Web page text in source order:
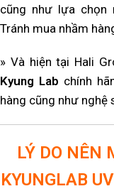
cũng như lựa chọn
Tránh mua nhầm
» Và hiện tại Hali
Kyung Lab chính
hàng cũng như nghệ
LÝ DO NÊN
KYUNGLAB